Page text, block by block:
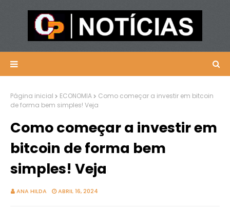
Página inicial ECONOMIA
Como começar a investir em bitcoin
de forma bem simples! Veja
Como começar a investir em
bitcoin de forma bem
simples! Veja
ANA HILDA ABRIL 16, 2024